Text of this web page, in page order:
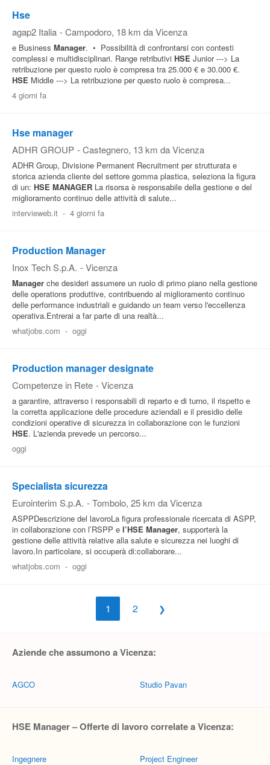
Hse
agap2 Italia - Campodoro, 18 km da Vicenza
e Business Manager. • Possibilità di confrontarsi con contesti
complessi e multidisciplinari. Range retributivi HSE Junior ---> La
retribuzione per questo ruolo è compresa tra 25.000 € e 30.000 €.
HSE Middle ---> La retribuzione per questo ruolo è compresa...
4 giorni fa
Hse manager
ADHR GROUP - Castegnero, 13 km da Vicenza
ADHR Group, Divisione Permanent Recruitment per strutturata e
storica azienda cliente del settore gomma plastica, seleziona la figura
di un: HSE MANAGER La risorsa è responsabile della gestione e del
miglioramento continuo delle attività di salute...
intervieweb.it - 4 giorni fa
Production Manager
Inox Tech S.p.A. - Vicenza
Manager che desideri assumere un ruolo di primo piano nella gestione
delle operations produttive, contribuendo al miglioramento continuo
delle performance industriali e guidando un team verso l'eccellenza
operativa.Entrerai a far parte di una realtà...
whatjobs.com - oggi
Production manager designate
Competenze in Rete - Vicenza
a garantire, attraverso i responsabili di reparto e di turno, il rispetto e
la corretta applicazione delle procedure aziendali e il presidio delle
condizioni operative di sicurezza in collaborazione con le funzioni
HSE. L'azienda prevede un percorso...
oggi
Specialista sicurezza
Eurointerim S.p.A. - Tombolo, 25 km da Vicenza
ASPPDescrizione del lavoroLa figura professionale ricercata di ASPP,
in collaborazione con l’RSPP e l’HSE Manager, supporterà la
gestione delle attività relative alla salute e sicurezza nei luoghi di
lavoro.In particolare, si occuperà di:collaborare...
whatjobs.com - oggi
1 2
Aziende che assumono a Vicenza:
AGCO Studio Pavan
HSE Manager – Offerte di lavoro correlate a Vicenza:
Ingegnere Project Engineer